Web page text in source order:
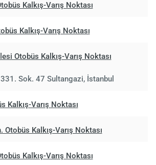
Kalkış-Varış Noktası
Kalkış-Varış Noktası
Otobüs Kalkış-Varış Noktası
Sok. 47 Sultangazi, İstanbul
Kalkış-Varış Noktası
Otobüs Kalkış-Varış Noktası
Kalkış-Varış Noktası